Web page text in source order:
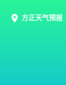
方正天气预报